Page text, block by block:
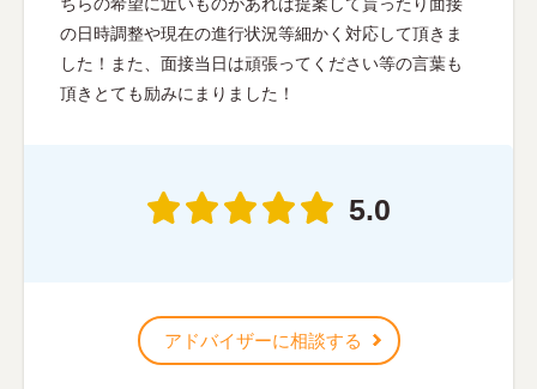
の日時調整や現在の進行状況等細かく対応して頂きま
した！また、面接当日は頑張ってください等の言葉も
頂きとても励みにまりました！
5.0
アドバイザーに相談する